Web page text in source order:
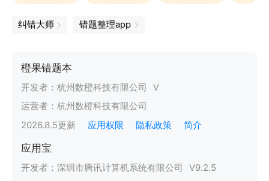
纠错大师 错题整理app
橙果错题本
开发者： 杭州数橙科技有限公司
V
运营者： 杭州数橙科技有限公司
2026.8.5更新 应用权限 隐私政策 简介
应用宝
开发者： 深圳市腾讯计算机系统有限公司 V9.2.5